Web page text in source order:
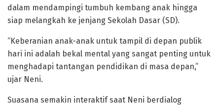
dalam mendampingi tumbuh kembang anak hingga
siap melangkah ke jenjang Sekolah Dasar (SD).
“Keberanian anak-anak untuk tampil di depan publik
hari ini adalah bekal mental yang sangat penting untuk
menghadapi tantangan pendidikan di masa depan,”
ujar Neni.
Suasana semakin interaktif saat Neni berdialog